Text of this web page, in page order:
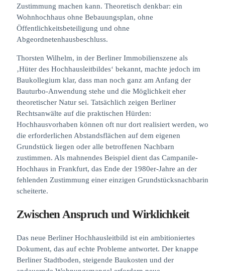
Zustimmung machen kann. Theoretisch denkbar: ein
Wohnhochhaus ohne Bebauungsplan, ohne
Öffentlichkeitsbeteiligung und ohne
Abgeordnetenhausbeschluss.
Thorsten Wilhelm, in der Berliner Immobilienszene als
‚Hüter des Hochhausleitbildes‘ bekannt, machte jedoch im
Baukollegium klar, dass man noch ganz am Anfang der
Bauturbo-Anwendung stehe und die Möglichkeit eher
theoretischer Natur sei. Tatsächlich zeigen Berliner
Rechtsanwälte auf die praktischen Hürden:
Hochhausvorhaben können oft nur dort realisiert werden, wo
die erforderlichen Abstandsflächen auf dem eigenen
Grundstück liegen oder alle betroffenen Nachbarn
zustimmen. Als mahnendes Beispiel dient das Campanile-
Hochhaus in Frankfurt, das Ende der 1980er-Jahre an der
fehlenden Zustimmung einer einzigen Grundstücksnachbarin
scheiterte.
Zwischen Anspruch und Wirklichkeit
Das neue Berliner Hochhausleitbild ist ein ambitioniertes
Dokument, das auf echte Probleme antwortet. Der knappe
Berliner Stadtboden, steigende Baukosten und der